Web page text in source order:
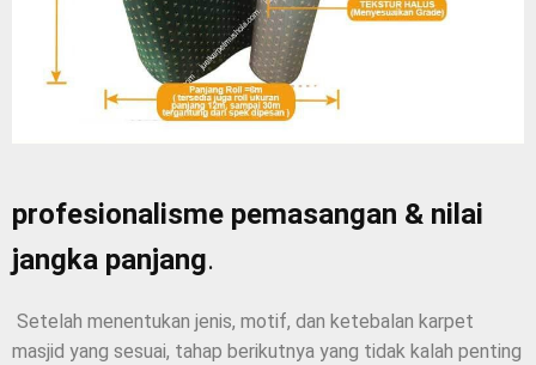
profesionalisme pemasangan & nilai
jangka panjang.
Setelah menentukan jenis, motif, dan ketebalan karpet
masjid yang sesuai, tahap berikutnya yang tidak kalah penting